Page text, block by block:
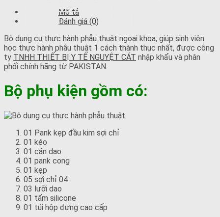
Mô tả
Đánh giá (0)
Bộ dụng cụ thực hành phẫu thuật ngoại khoa, giúp sinh viên
học thực hành phẫu thuật 1 cách thành thục nhất, được công
ty TNHH THIẾT BỊ Y TẾ NGUYỆT CÁT nhập khẩu và phân
phối chính hãng từ PAKISTAN.
Bộ phụ kiện gồm có:
01 Pank kẹp đầu kim sợi chỉ
01 kéo
01 cán dao
01 pank cong
01 kẹp
05 sợi chỉ 04
03 lưỡi dao
01 tấm silicone
01 túi hộp đựng cao cấp